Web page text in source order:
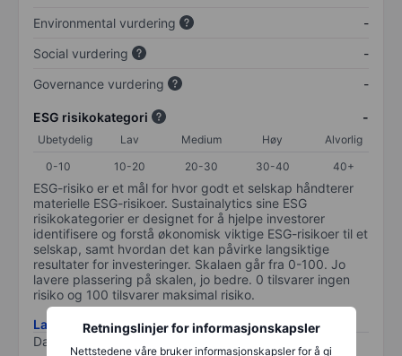
Retningslinjer for informasjonskapsler
Nettstedene våre bruker informasjonskapsler for å gi
Environmental vurdering
-
Social vurdering
-
Governance vurdering
-
ESG risikokategori -
Ubetydelig Lav Medium Høy
Alvorlig
0-10
10-20 20-30 30-40 40+
ESG-risiko er et mål for hvor godt et selskap håndterer
materielle ESG-risikoer. Sustainalytics sine ESG
risikokategorier er designet for å hjelpe investorer
identifisere og forstå økonomisk viktige ESG-risikoer til et
selskap, samt hvordan det kan påvirke langsiktige
resultater for investeringer. Skalaen går fra 0-100. Jo
lavere plassering på skalen, jo bedre. 0 tilsvarer ingen
risiko og 100 tilsvarer maksimal risiko.
Last ned metodikk for ESG-risiko
Data levert av